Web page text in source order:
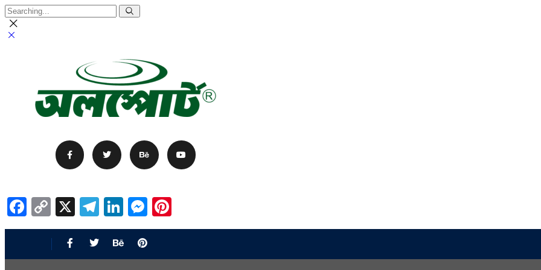
Facebook
Copy
Link
X Telegram
LinkedIn
Messenger